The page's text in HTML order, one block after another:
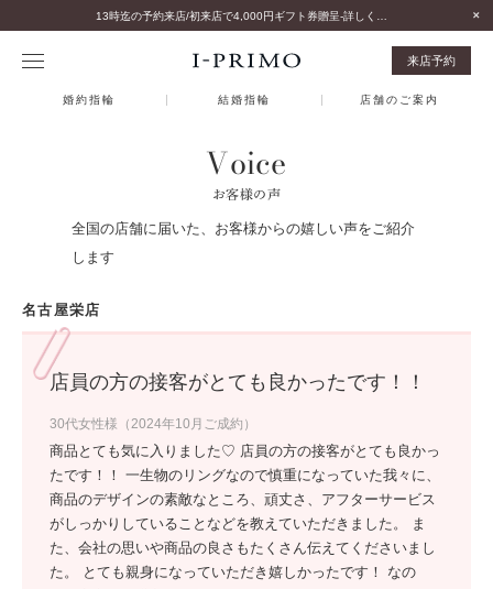
来店予約
婚約指輪 結婚指輪 店舗のご案内
Voice
お客様の声
全国の店舗に届いた、お客様からの嬉しい声をご紹介
します
名古屋栄店
店員の方の接客がとても良かったです！！
30代女性様（2024年10月ご成約）
商品とても気に入りました♡ 店員の方の接客がとても良かっ
たです！！ 一生物のリングなので慎重になっていた我々に、
商品のデザインの素敵なところ、頑丈さ、アフターサービス
がしっかりしていることなどを教えていただきました。 ま
た、会社の思いや商品の良さもたくさん伝えてくださいまし
た。 とても親身になっていただき嬉しかったです！ なの